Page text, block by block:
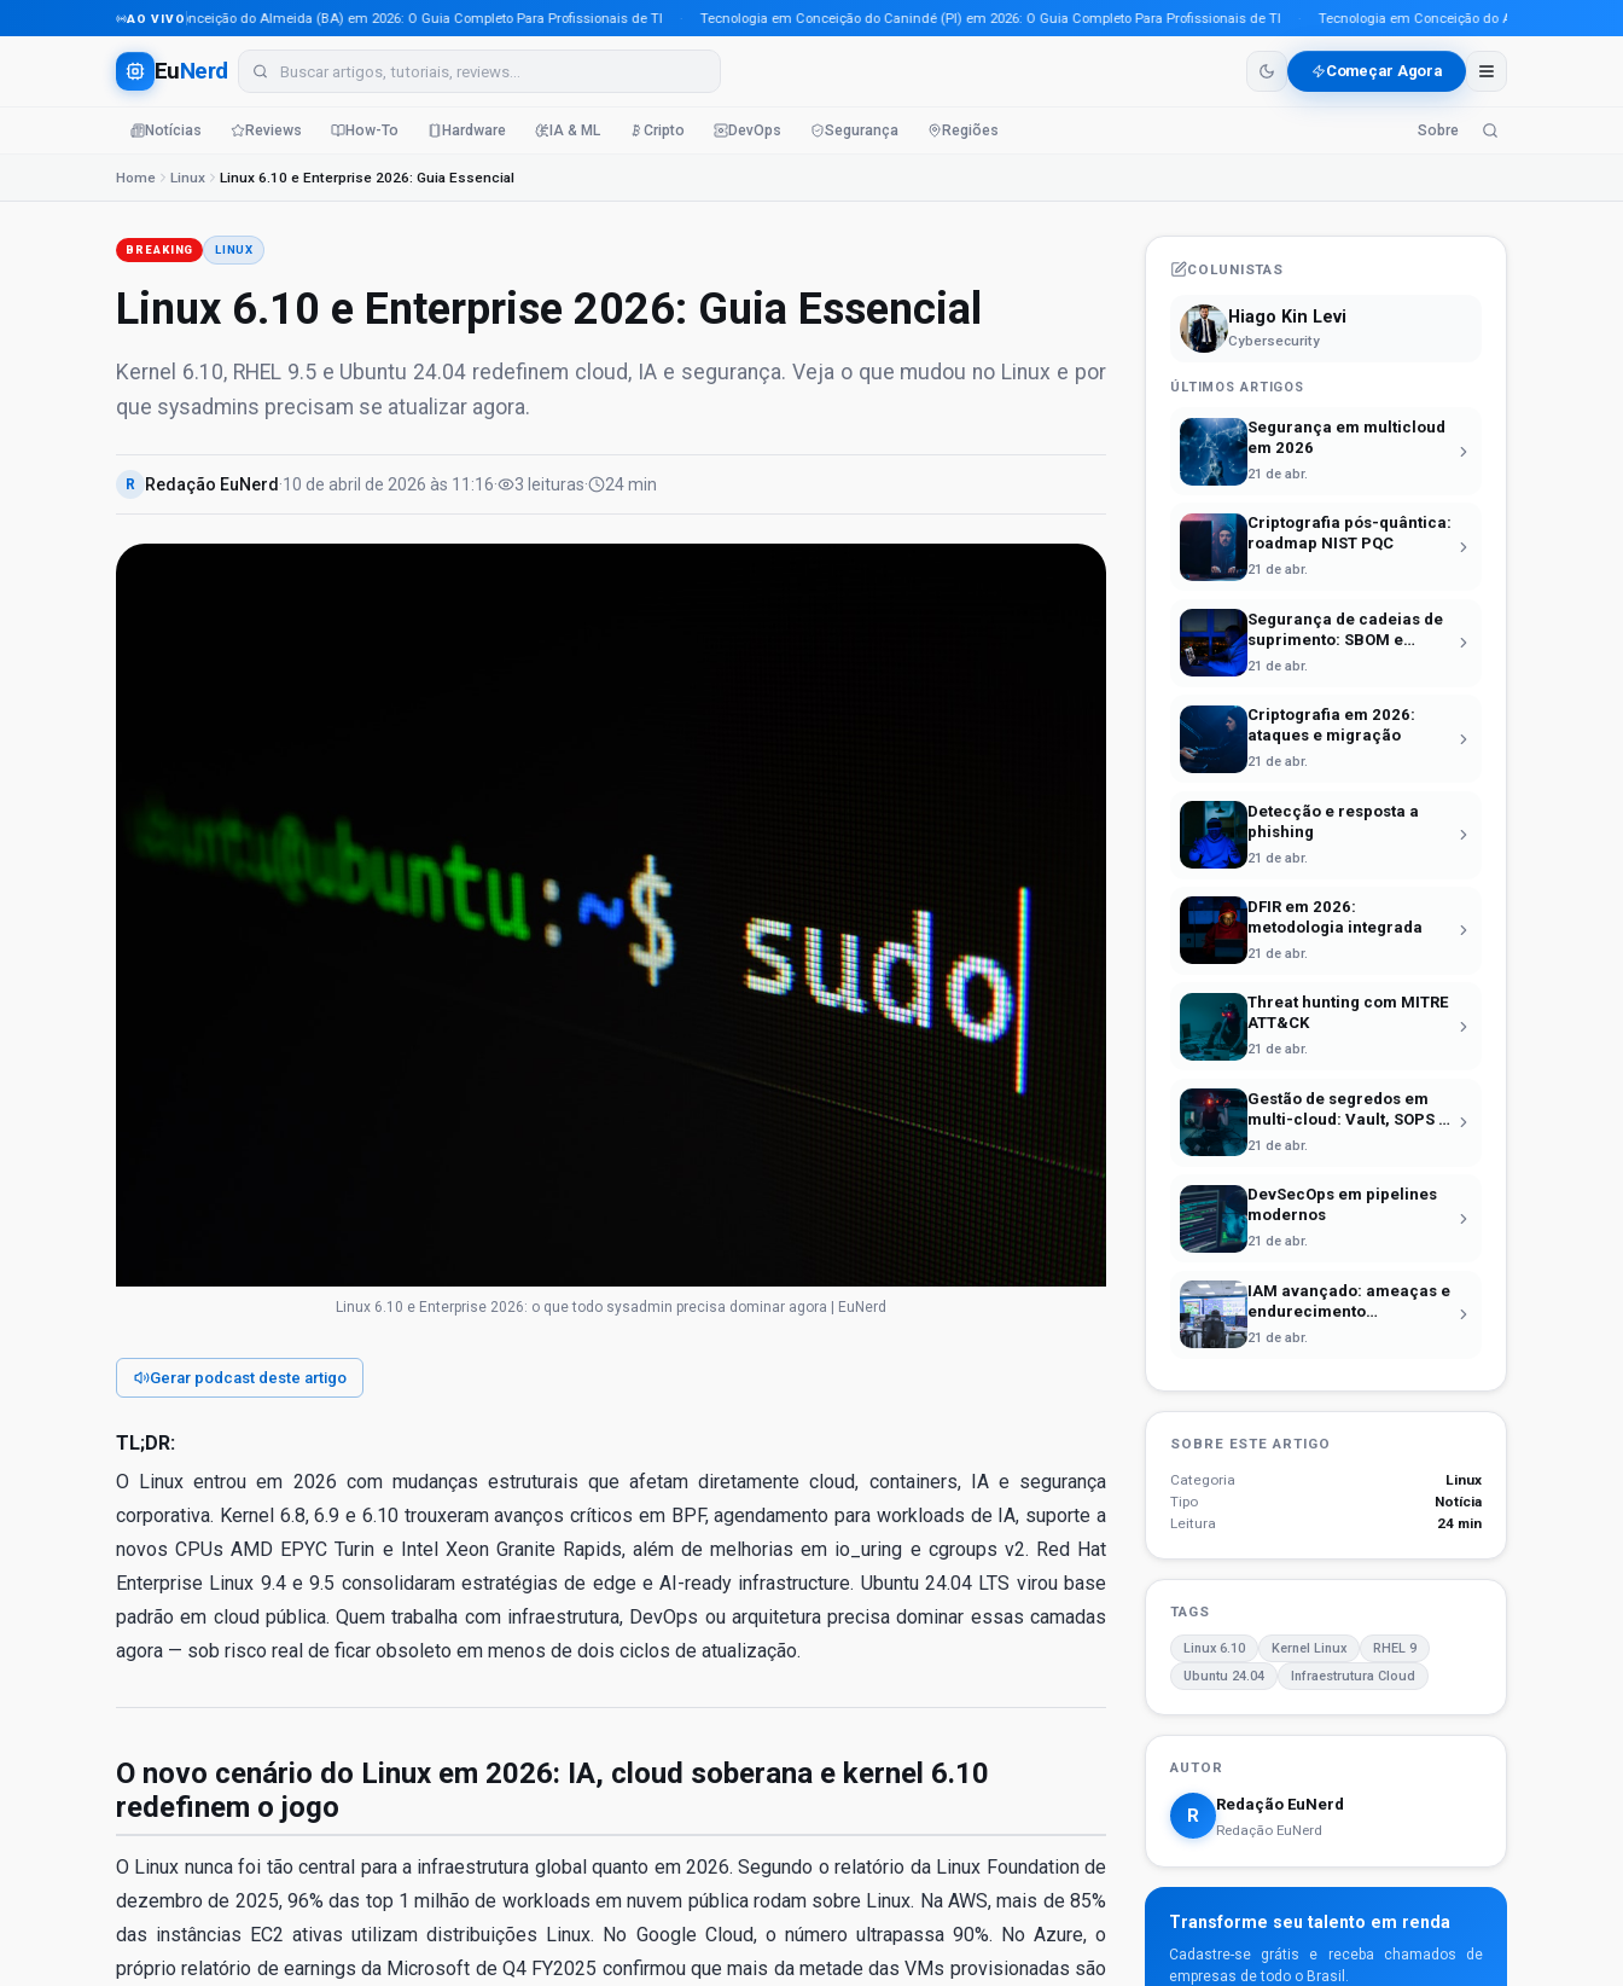
AO VIVO
Tecnologia em Conceição do Almeida (BA) em 2026: O Guia Completo Para Profissionais de TI · Tecnologia em Conceição do Canindé (PI) em 2026: O Guia Completo Para Profissionais de TI · Tecnologia em Conceição do Araguaia (PA) em
EuNerd Começar Agora
Notícias Reviews How-To Hardware IA & ML Cripto DevOps Segurança Regiões Sobre
Home Linux Linux 6.10 e Enterprise 2026: Guia Essencial
BREAKING LINUX
Linux 6.10 e Enterprise 2026: Guia Essencial
Kernel 6.10, RHEL 9.5 e Ubuntu 24.04 redefinem cloud, IA e segurança. Veja o que mudou no Linux e por
que sysadmins precisam se atualizar agora.
R Redação EuNerd ·10 de abril de 2026 às 11:16· 3 leituras· 24 min
Linux 6.10 e Enterprise 2026: o que todo sysadmin precisa dominar agora | EuNerd
Gerar podcast deste artigo
TL;DR:
O Linux entrou em 2026 com mudanças estruturais que afetam diretamente cloud, containers, IA e segurança
corporativa. Kernel 6.8, 6.9 e 6.10 trouxeram avanços críticos em BPF, agendamento para workloads de IA, suporte a
novos CPUs AMD EPYC Turin e Intel Xeon Granite Rapids, além de melhorias em io_uring e cgroups v2. Red Hat
Enterprise Linux 9.4 e 9.5 consolidaram estratégias de edge e AI-ready infrastructure. Ubuntu 24.04 LTS virou base
padrão em cloud pública. Quem trabalha com infraestrutura, DevOps ou arquitetura precisa dominar essas camadas
agora — sob risco real de ficar obsoleto em menos de dois ciclos de atualização.
O novo cenário do Linux em 2026: IA, cloud soberana e kernel 6.10
redefinem o jogo
O Linux nunca foi tão central para a infraestrutura global quanto em 2026. Segundo o relatório da Linux Foundation de
dezembro de 2025, 96% das top 1 milhão de workloads em nuvem pública rodam sobre Linux. Na AWS, mais de 85%
das instâncias EC2 ativas utilizam distribuições Linux. No Google Cloud, o número ultrapassa 90%. No Azure, o
próprio relatório de earnings da Microsoft de Q4 FY2025 confirmou que mais da metade das VMs provisionadas são
COLUNISTAS
Hiago Kin Levi
Cybersecurity
ÚLTIMOS ARTIGOS
Segurança em multicloud
em 2026
21 de abr.
Criptografia pós-quântica:
roadmap NIST PQC
21 de abr.
Segurança de cadeias de
suprimento: SBOM e
Sigstore
21 de abr.
Criptografia em 2026:
ataques e migração
21 de abr.
Detecção e resposta a
phishing
21 de abr.
DFIR em 2026:
metodologia integrada
21 de abr.
Threat hunting com MITRE
ATT&CK
21 de abr.
Gestão de segredos em
multi-cloud: Vault, SOPS e
identidade efêmera
21 de abr.
DevSecOps em pipelines
modernos
21 de abr.
IAM avançado: ameaças e
endurecimento
operacional
21 de abr.
SOBRE ESTE ARTIGO
Categoria
Linux
Tipo
Notícia
Leitura
24 min
TAGS
Linux 6.10 Kernel Linux
RHEL 9
Ubuntu 24.04
Infraestrutura Cloud
AUTOR
R
Redação EuNerd
Redação EuNerd
Transforme seu talento em renda
Cadastre-se grátis e receba chamados de
empresas de todo o Brasil.